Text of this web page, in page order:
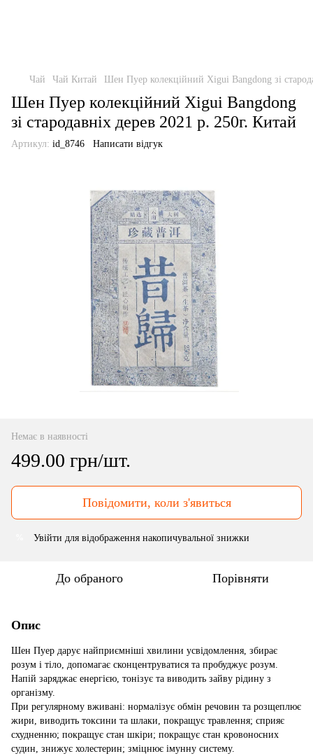
Чай Чай Китай Шен Пуер колекційний Xigui Bangdong зі
Шен Пуер колекційний Xigui Bangdong
зі стародавніх дерев 2021 р. 250г. Китай
Артикул: id_8746 Написати відгук
Немає в наявності
499.00 грн/шт.
Повідомити, коли з'явиться
Увійти для відображення накопичувальної знижки
До обраного Порівняти
Опис
Шен Пуер дарує найприємніші хвилини усвідомлення, збирає
розум і тіло, допомагає сконцентруватися та пробуджує розум.
Напій заряджає енергією, тонізує та виводить зайву рідину з
організму.
При регулярному вживані: нормалізує обмін речовин та розщеплює
жири, виводить токсини та шлаки, покращує травлення; сприяє
схудненню; покращує стан шкіри; покращує стан кровоносних
судин, знижує холестерин; зміцнює імунну систему.